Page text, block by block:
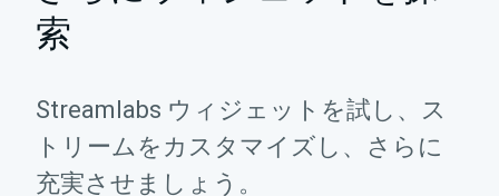
索
Streamlabs ウィジェットを試し、ス
トリームをカスタマイズし、さらに
充実させましょう。